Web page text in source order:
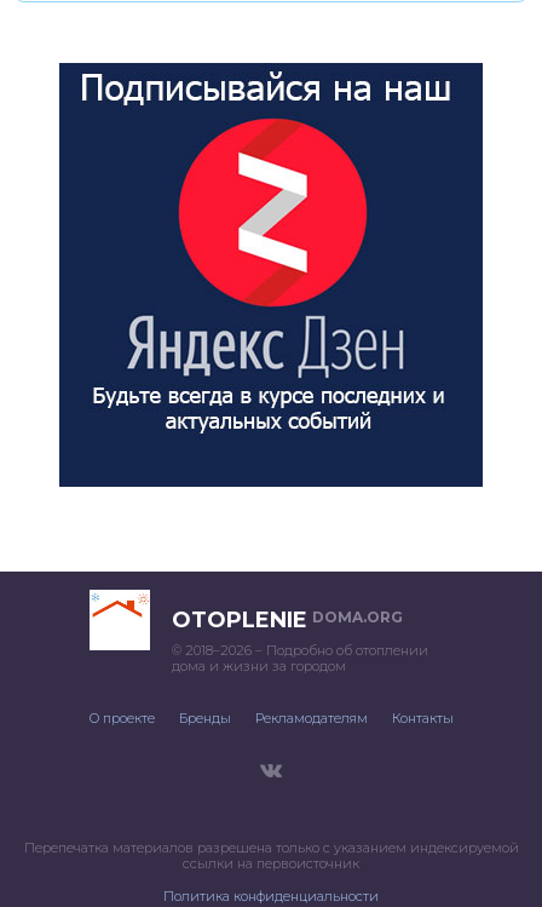
OTOPLENIE DOMA.ORG
© 2018–2026 – Подробно об отоплении
дома и жизни за городом
О проекте Бренды Рекламодателям Контакты
Перепечатка материалов разрешена только с указанием индексируемой
ссылки на первоисточник
Политика конфиденциальности